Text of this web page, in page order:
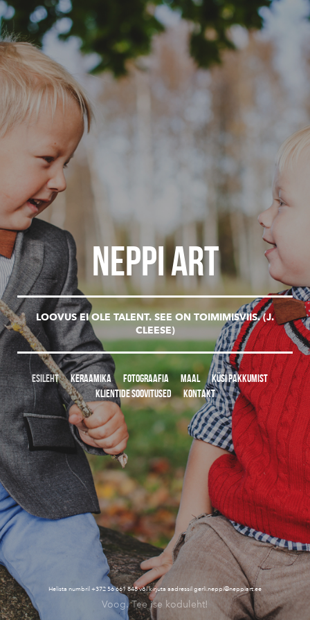
Neppi art
LOOVUS EI OLE TALENT. SEE ON TOIMIMISVIIS. (J.
CLEESE)
ESILEHT KERAAMIKA FOTOGRAAFIA MAAL
KÜSI PAKKUMIST
KLIENTIDE SOOVITUSED
KONTAKT
Helista numbril +372 56 661 848 või kirjuta aadressil gerli.neppi@neppiart.ee
Voog. Tee ise koduleht!